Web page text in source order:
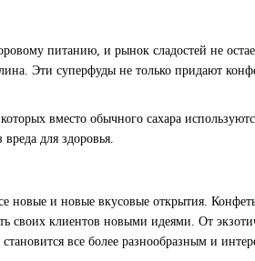
питанию, и рынок сладостей не
Эти суперфуды не только придают
вместо обычного сахара
для здоровья.
новые и новые вкусовые открытия.
своих клиентов новыми идеями. От
все более разнообразным и